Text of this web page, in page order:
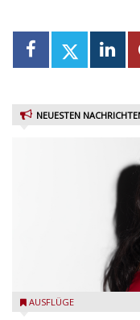
NEUESTEN
Carolina López
AUSFLÜGE